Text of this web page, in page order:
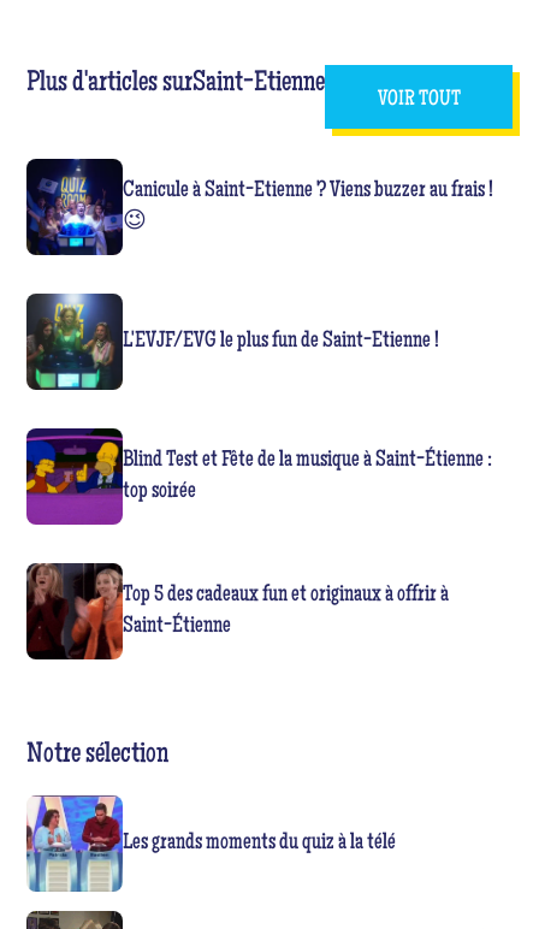
Plus d'articles surSaint-Etienne
VOIR TOUT
Canicule à Saint-Etienne ? Viens buzzer au frais !
😉
L'EVJF/EVG le plus fun de Saint-Etienne !
Blind Test et Fête de la musique à Saint-Étienne :
top soirée
Top 5 des cadeaux fun et originaux à offrir à
Saint-Étienne
Notre sélection
Les grands moments du quiz à la télé